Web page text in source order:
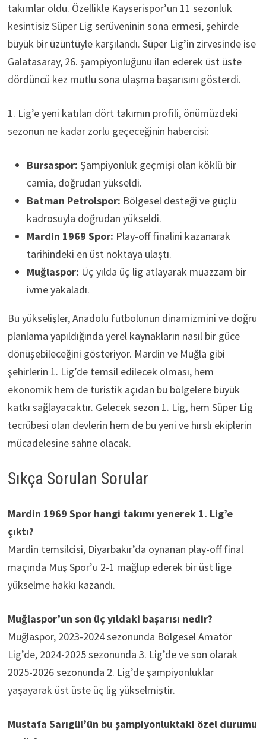
takımlar oldu. Özellikle Kayserispor’un 11 sezonluk
kesintisiz Süper Lig serüveninin sona ermesi, şehirde
büyük bir üzüntüyle karşılandı. Süper Lig’in zirvesinde ise
Galatasaray, 26. şampiyonluğunu ilan ederek üst üste
dördüncü kez mutlu sona ulaşma başarısını gösterdi.
1. Lig’e yeni katılan dört takımın profili, önümüzdeki
sezonun ne kadar zorlu geçeceğinin habercisi:
Bursaspor: Şampiyonluk geçmişi olan köklü bir
camia, doğrudan yükseldi.
Batman Petrolspor: Bölgesel desteği ve güçlü
kadrosuyla doğrudan yükseldi.
Mardin 1969 Spor: Play-off finalini kazanarak
tarihindeki en üst noktaya ulaştı.
Muğlaspor: Üç yılda üç lig atlayarak muazzam bir
ivme yakaladı.
Bu yükselişler, Anadolu futbolunun dinamizmini ve doğru
planlama yapıldığında yerel kaynakların nasıl bir güce
dönüşebileceğini gösteriyor. Mardin ve Muğla gibi
şehirlerin 1. Lig’de temsil edilecek olması, hem
ekonomik hem de turistik açıdan bu bölgelere büyük
katkı sağlayacaktır. Gelecek sezon 1. Lig, hem Süper Lig
tecrübesi olan devlerin hem de bu yeni ve hırslı ekiplerin
mücadelesine sahne olacak.
Sıkça Sorulan Sorular
Mardin 1969 Spor hangi takımı yenerek 1. Lig’e
çıktı?
Mardin temsilcisi, Diyarbakır’da oynanan play-off final
maçında Muş Spor’u 2-1 mağlup ederek bir üst lige
yükselme hakkı kazandı.
Muğlaspor’un son üç yıldaki başarısı nedir?
Muğlaspor, 2023-2024 sezonunda Bölgesel Amatör
Lig’de, 2024-2025 sezonunda 3. Lig’de ve son olarak
2025-2026 sezonunda 2. Lig’de şampiyonluklar
yaşayarak üst üste üç lig yükselmiştir.
Mustafa Sarıgül’ün bu şampiyonluktaki özel durumu